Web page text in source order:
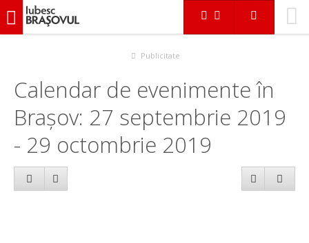
iubescbraşovul.ro
Publicitate
Calendar de evenimente în
Brașov: 27 septembrie 2019
- 29 octombrie 2019